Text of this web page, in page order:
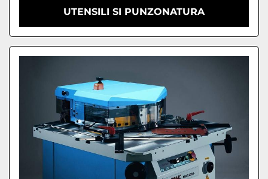
UTENSILI SI PUNZONATURA